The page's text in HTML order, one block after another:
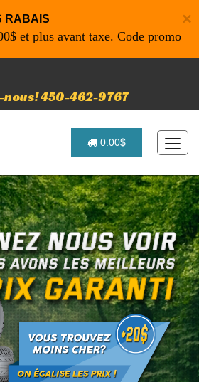
×
RABAIS
avant taxe. Code promo:
nous! 450-462-9767
0.00$